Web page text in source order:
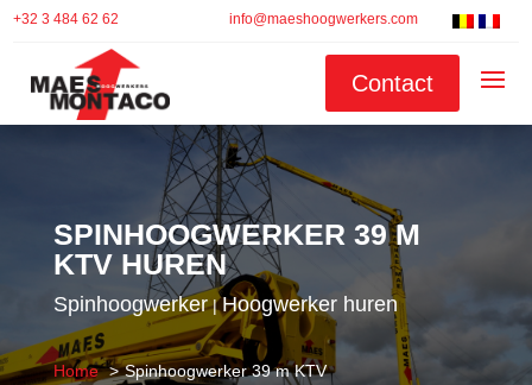
+32 3 484 62 62 info@maeshoogwerkers.com
Contact
SPINHOOGWERKER 39 M
KTV HUREN
Spinhoogwerker|Hoogwerker huren
Home Spinhoogwerker 39 m KTV